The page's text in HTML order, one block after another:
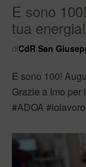
E sono 100! Auguri Lidia, grazie per la
tua energia! Grazie a Imo per il bel
q…
diCdR San
E sono 100!
Grazie a Imo
#ADOA